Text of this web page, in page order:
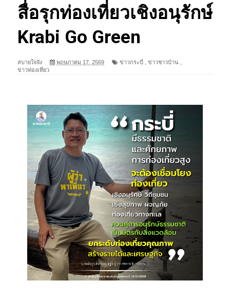
สื่อรุกท่องเที่ยวเชิงอนุรักษ์
Krabi Go Green
สบายใจจัง พฤษภาคม 17, 2569 ข่าวกระบี่ ข่าวชาวบ้าน
ข่าวท่องเที่ยว